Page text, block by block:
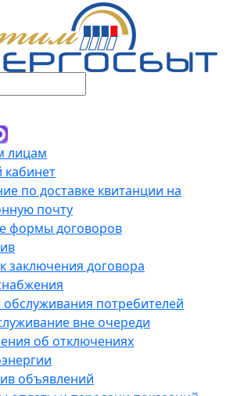
лицам
по доставке квитанции на
почту
формы договоров
заключения договора
потребителей
вне очереди
об отключениях
объявлений